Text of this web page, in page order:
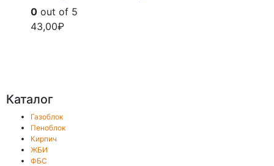
0 out of 5
43,00₽
Каталог
Газоблок
Пеноблок
Кирпич
ЖБИ
ФБС